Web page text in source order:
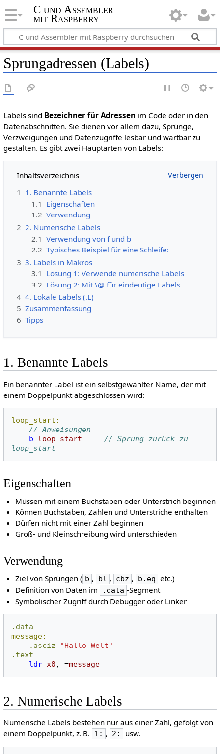
C und Assembler
mit Raspberry
Sprungadressen (Labels)
Labels sind Bezeichner für Adressen im Code oder in den
Datenabschnitten. Sie dienen vor allem dazu, Sprünge,
Verzweigungen und Datenzugriffe lesbar und wartbar zu
gestalten. Es gibt zwei Hauptarten von Labels:
Inhaltsverzeichnis
1 1. Benannte Labels
1.1 Eigenschaften
1.2 Verwendung
2 2. Numerische Labels
2.1 Verwendung von f und b
2.2 Typisches Beispiel für eine Schleife:
3 3. Labels in Makros
3.1 Lösung 1: Verwende numerische Labels
3.2 Lösung 2: Mit \@ für eindeutige Labels
4 4. Lokale Labels (.L)
5 Zusammenfassung
6 Tipps
1. Benannte Labels
Ein benannter Label ist ein selbstgewählter Name, der mit
einem Doppelpunkt abgeschlossen wird:
loop_start:
// Anweisungen
b
loop_start
// Sprung zurück zu
loop_start
Eigenschaften
Müssen mit einem Buchstaben oder Unterstrich beginnen
Können Buchstaben, Zahlen und Unterstriche enthalten
Dürfen nicht mit einer Zahl beginnen
Groß- und Kleinschreibung wird unterschieden
Verwendung
Ziel von Sprüngen ( b , bl , cbz , b.eq etc.)
Definition von Daten im
.data -Segment
Symbolischer Zugriff durch Debugger oder Linker
.data
message:
.asciz
"Hallo Welt"
.text
ldr x0 , =message
2. Numerische Labels
Numerische Labels bestehen nur aus einer Zahl, gefolgt von
einem Doppelpunkt, z. B.
1: , 2: usw.